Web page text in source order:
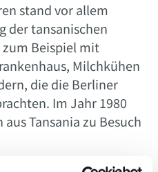
stand vor allem
der tansanischen
Beispiel mit
Milchkühen
die die Berliner
Im Jahr 1980
Tansania zu Besuch